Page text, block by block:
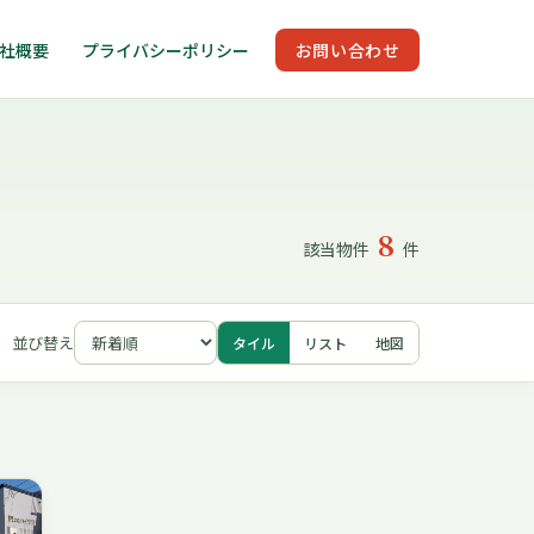
概要 プライバシーポリシー お問い合わせ
該当物件 8 件
並び替え タイル リスト 地図